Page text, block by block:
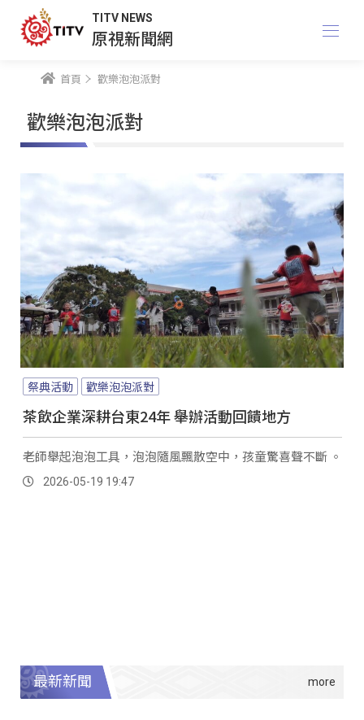
TITV NEWS
原視新聞網
首頁 歡樂泡泡派對
歡樂泡泡派對
祭典活動 歡樂泡泡派對
茶飲企業深耕台東24年 舉辦活動回饋地方
老師舉起泡泡工具，泡泡隨風飄散空中，孩童驚喜聲不斷 。
2026-05-19 19:47
最新新聞